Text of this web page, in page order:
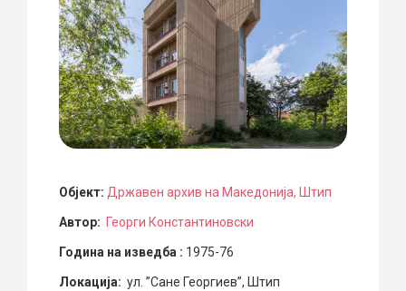
Објект: Државен архив на Македонија, Штип
Автор: Георги Константиновски
Година на изведба : 1975-76
Локација: ул. ”Сане Георгиев”, Штип